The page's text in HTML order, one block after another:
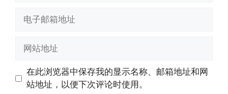
址
址
在此浏览器中保存我的显示名称、邮箱地址和网
站地址，以便下次评论时使用。